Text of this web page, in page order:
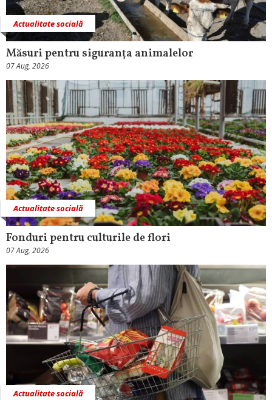
Actualitate socială
Măsuri pentru siguranţa animalelor
07 Aug, 2026
Actualitate socială
Fonduri pentru culturile de flori
07 Aug, 2026
Actualitate socială